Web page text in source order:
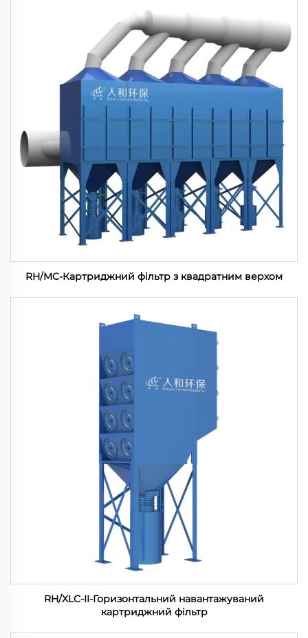
RH/MC-Картриджний фільтр з квадратним верхом
RH/XLC-II-Горизонтальний навантажуваний
картриджний фільтр